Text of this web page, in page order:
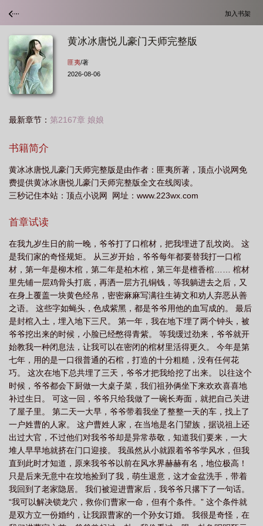
加入书架
黄冰冰唐悦儿豪门天师完整版
匪夷/著
2026-08-06
最新章节： 第2167章 娘娘
书籍简介
黄冰冰唐悦儿豪门天师完整版是由作者：匪夷所著，顶点小说网免
费提供黄冰冰唐悦儿豪门天师完整版全文在线阅读。
三秒记住本站：顶点小说网 网址：www.223wx.com
首章试读
在我九岁生日的前一晚，爷爷打了口棺材，把我埋进了乱坟岗。 这
是我们家的奇怪规矩。 从三岁开始，爷爷每年都要替我打一口棺
材，第一年是柳木棺，第二年是柏木棺，第三年是檀香棺…… 棺材
里先铺一层鸡骨头打底，再洒一层方孔铜钱，等我躺进去之后，又
在身上覆盖一块黄色经帛，密密麻麻写满往生祷文和劝人弃恶从善
之语。 这些字如蝇头，色成紫黑，都是爷爷用他的血写成的。 最后
是封棺入土，埋入地下三尺。 第一年，我在地下埋了两个钟头，被
爷爷挖出来的时候，小脸已经憋得青紫。 等我缓过劲来，爷爷就开
始教我一种闭息法，让我可以在密闭的棺材里活得更久。 今年是第
七年，用的是一口很普通的石棺，打造的十分粗糙，没有任何花
巧。 这次在地下总共埋了三天，爷爷才把我给挖了出来。 以往这个
时候，爷爷都会下厨做一大桌子菜，我们祖孙俩坐下来欢欢喜喜地
补过生日。 可这一回，爷爷只给我做了一碗长寿面，就把自己关进
了屋子里。 第二天一大早，爷爷带着我坐了整整一天的车，找上了
一户姓曹的人家。 这户曹姓人家，在当地是名门望族，据说祖上还
出过大官，不过他们对我爷爷却是异常恭敬，知道我们要来，一大
堆人早早地就挤在门口迎接。 我虽然从小就跟着爷爷学风水，但我
直到此时才知道，原来我爷爷以前在风水界赫赫有名，地位极高！
只是后来无意中在坟地捡到了我，萌生退意，这才金盆洗手，带着
我回到了老家隐居。 我们被迎进曹家后，我爷爷只撂下了一句话。
“我可以解决锁龙穴，救你们曹家一命，但有个条件。” 这个条件就
是双方立一份婚约，让我跟曹家的一个孙女订婚。 我很是奇怪，在